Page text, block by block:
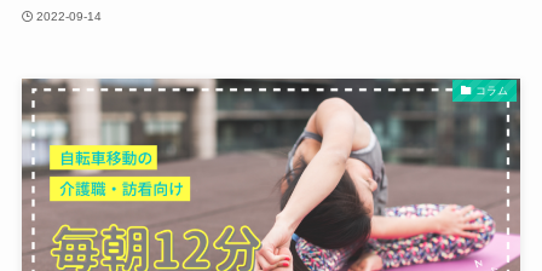
2022-09-14
コラム